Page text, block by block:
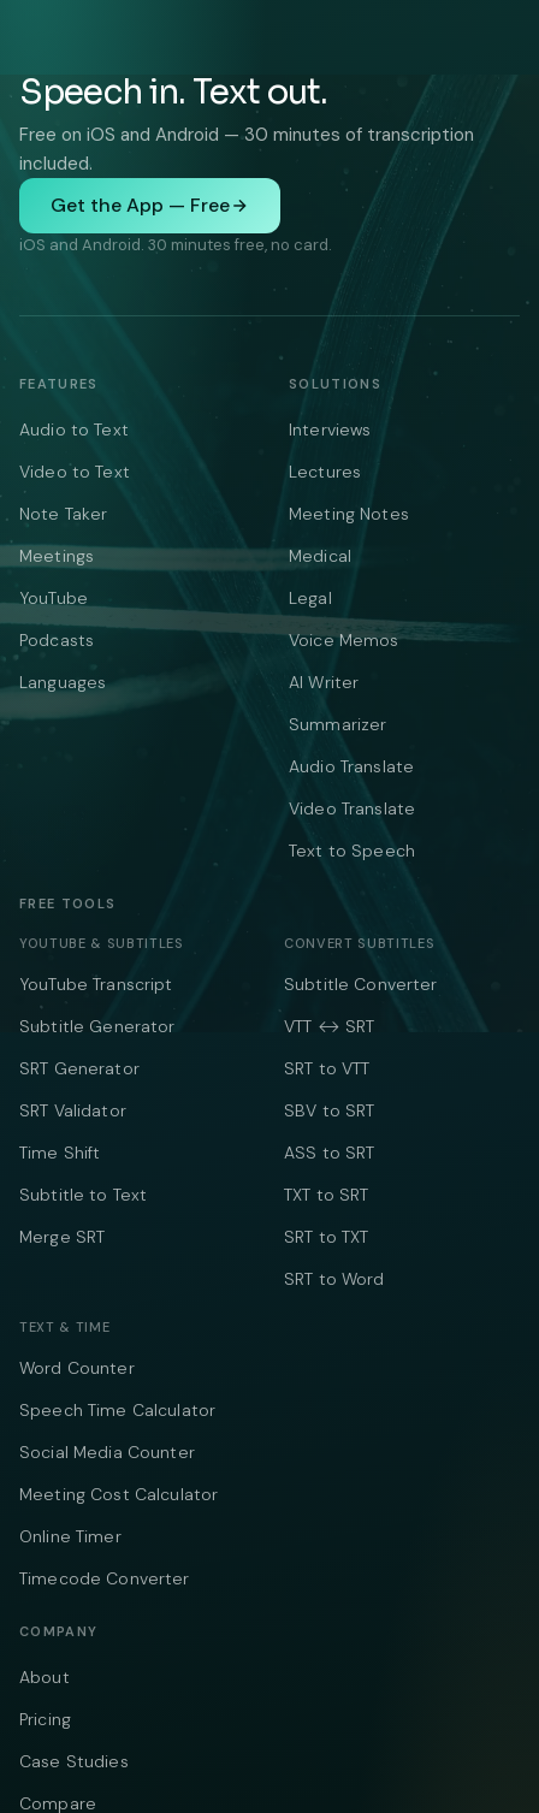
Speech in. Text out.
Free on iOS and Android — 30 minutes of transcription
included.
Get the App — Free
iOS and Android. 30 minutes free, no card.
FEATURES
Audio to Text
Video to Text
Note Taker
Meetings
YouTube
Podcasts
Languages
SOLUTIONS
Interviews
Lectures
Meeting Notes
Medical
Legal
Voice Memos
AI Writer
Summarizer
Audio Translate
Video Translate
Text to Speech
FREE TOOLS
YOUTUBE & SUBTITLES
YouTube Transcript
Subtitle Generator
SRT Generator
SRT Validator
Time Shift
Subtitle to Text
Merge SRT
CONVERT SUBTITLES
Subtitle Converter
VTT ↔ SRT
SRT to VTT
SBV to SRT
ASS to SRT
TXT to SRT
SRT to TXT
SRT to Word
TEXT & TIME
Word Counter
Speech Time Calculator
Social Media Counter
Meeting Cost Calculator
Online Timer
Timecode Converter
COMPANY
About
Pricing
Case Studies
Compare